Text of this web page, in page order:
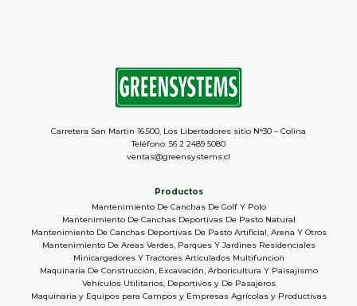
Productos
Mantenimiento De Canchas De Golf Y Polo
Mantenimiento De Canchas Deportivas De Pasto Natural
Mantenimiento De Canchas Deportivas De Pasto Artificial, Arena Y Otros
Mantenimiento De Areas Verdes, Parques Y Jardines Residenciales
Minicargadores Y Tractores Articulados Multifuncion
Maquinaria De Construcción, Excavación, Arboricultura Y Paisajismo
Vehículos Utilitarios, Deportivos y De Pasajeros
Maquinaria y Equipos para Campos y Empresas Agrícolas y Productivas
Carretera San Martin 16.500, Los Libertadores sitio N°30 – Colina
Teléfono: 56 2 2489 5080
ventas@greensystems.cl